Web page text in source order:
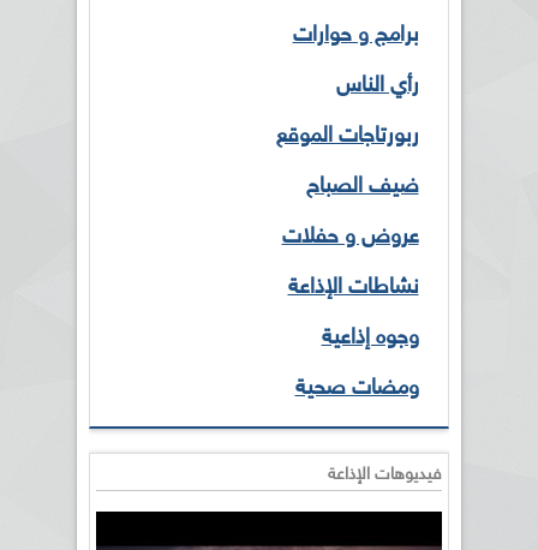
برامج و حوارات
رأي الناس
ربورتاجات الموقع
ضيف الصباح
عروض و حفلات
نشاطات الإذاعة
وجوه إذاعية
ومضات صحية
فيديوهات الإذاعة